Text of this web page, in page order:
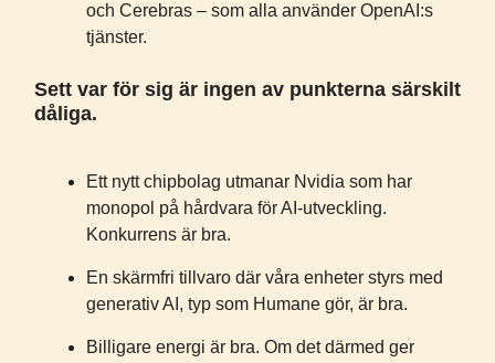
och Cerebras – som alla använder OpenAI:s
tjänster.
Sett var för sig är ingen av punkterna särskilt
dåliga.
Ett nytt chipbolag utmanar Nvidia som har
monopol på hårdvara för AI-utveckling.
Konkurrens är bra.
En skärmfri tillvaro där våra enheter styrs med
generativ AI, typ som Humane gör, är bra.
Billigare energi är bra. Om det därmed ger